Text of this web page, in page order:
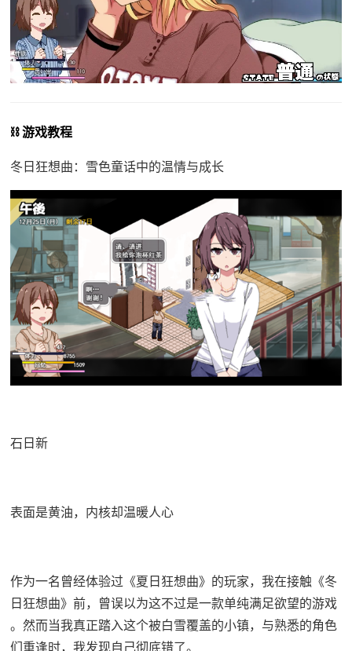
⛓️ 游戏教程
冬日狂想曲：雪色童话中的温情与成长
石日新
表面是黄油，内核却温暖人心
作为一名曾经体验过《夏日狂想曲》的玩家，我在接触《冬
日狂想曲》前，曾误以为这不过是一款​​单纯满足欲望的游戏​​
。然而当我真正踏入这个被白雪覆盖的小镇，与熟悉的角色
们重逢时，我发现自己彻底错了。